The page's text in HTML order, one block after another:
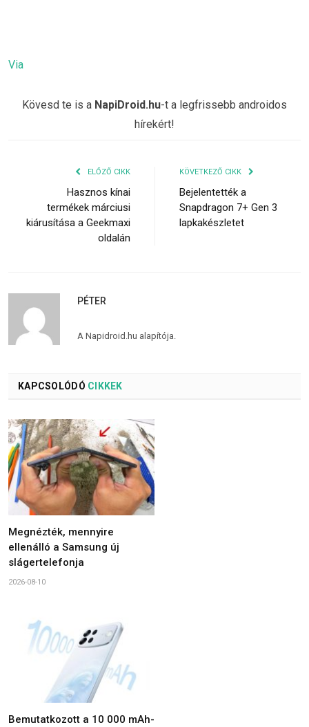
Via
Kövesd te is a NapiDroid.hu-t a legfrissebb androidos
hírekért!
ELŐZŐ CIKK
Hasznos kínai
termékek márciusi
kiárusítása a Geekmaxi
oldalán
KÖVETKEZŐ CIKK
Bejelentették a
Snapdragon 7+ Gen 3
lapkakészletet
PÉTER
A Napidroid.hu alapítója.
KAPCSOLÓDÓ CIKKEK
Megnézték, mennyire
ellenálló a Samsung új
slágertelefonja
2026-08-10
Bemutatkozott a 10 000 mAh-